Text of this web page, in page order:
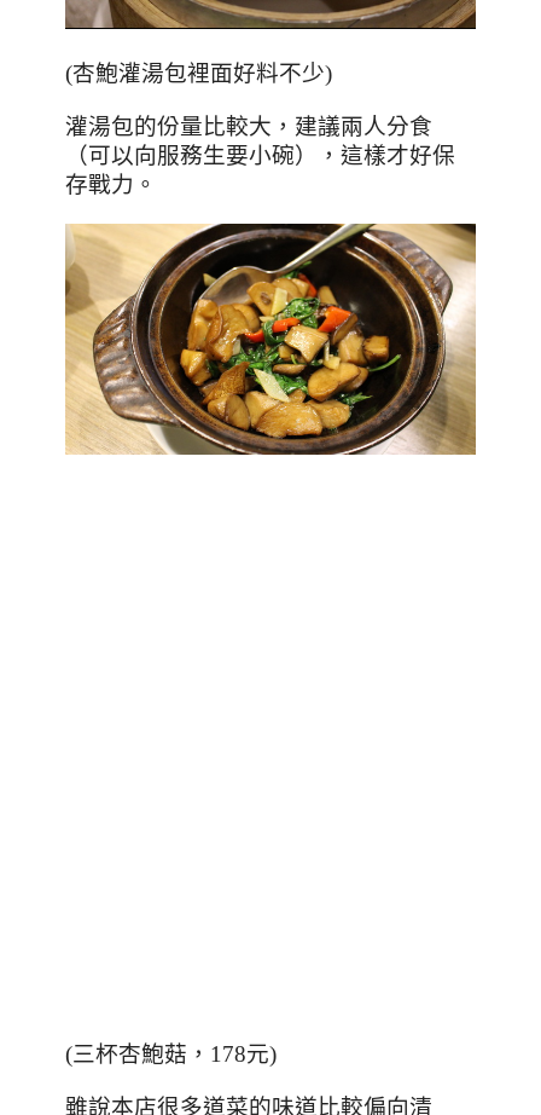
(杏鮑灌湯包裡面好料不少)
灌湯包的份量比較大，建議兩人分食
（可以向服務生要小碗），這樣才好保
存戰力。
(三杯杏鮑菇，178元)
雖說本店很多道菜的味道比較偏向清